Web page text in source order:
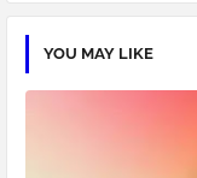
YOU MAY LIKE